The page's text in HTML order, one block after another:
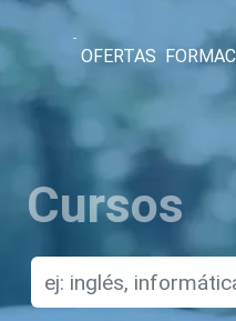
OFERTAS
Cursos